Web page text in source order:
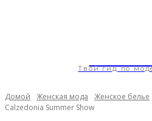
Твой гид по
Домой Женская мода Женское белье
Calzedonia Summer Show